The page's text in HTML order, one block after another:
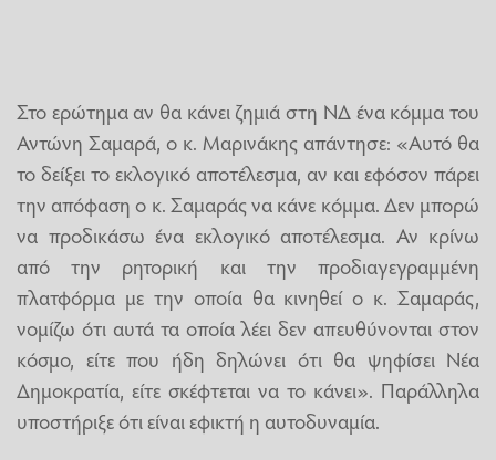
Στο ερώτημα αν θα κάνει ζημιά στη ΝΔ ένα κόμμα του
Αντώνη Σαμαρά, ο κ. Μαρινάκης απάντησε: «Αυτό θα
το δείξει το εκλογικό αποτέλεσμα, αν και εφόσον πάρει
την απόφαση ο κ. Σαμαράς να κάνε κόμμα. Δεν μπορώ
να προδικάσω ένα εκλογικό αποτέλεσμα. Αν κρίνω
από την ρητορική και την προδιαγεγραμμένη
πλατφόρμα με την οποία θα κινηθεί ο κ. Σαμαράς,
νομίζω ότι αυτά τα οποία λέει δεν απευθύνονται στον
κόσμο, είτε που ήδη δηλώνει ότι θα ψηφίσει Νέα
Δημοκρατία, είτε σκέφτεται να το κάνει». Παράλληλα
υποστήριξε ότι είναι εφικτή η αυτοδυναμία.